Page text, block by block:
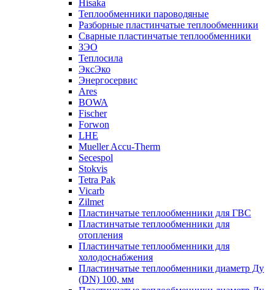
Hisaka
Теплообменники пароводяные
Разборные пластинчатые теплообменники
Сварные пластинчатые теплообменники
ЗЭО
Теплосила
ЭксЭко
Энергосервис
Ares
BOWA
Fischer
Forwon
LHE
Mueller Accu-Therm
Secespol
Stokvis
Tetra Pak
Vicarb
Zilmet
Пластинчатые теплообменники для ГВС
Пластинчатые теплообменники для
отопления
Пластинчатые теплообменники для
холодоснабжения
Пластинчатые теплообменники диаметр Ду
(DN) 100, мм